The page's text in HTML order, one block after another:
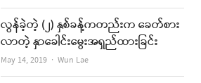
လွန်ခဲ့တဲ့ (၂) နှစ်ခန့်ကတည်းက ခေတ်စား
လာတဲ့ နှာခေါင်းမွေးအရှည်ထားခြင်း
May 14, 2019 Author
Wun Lae